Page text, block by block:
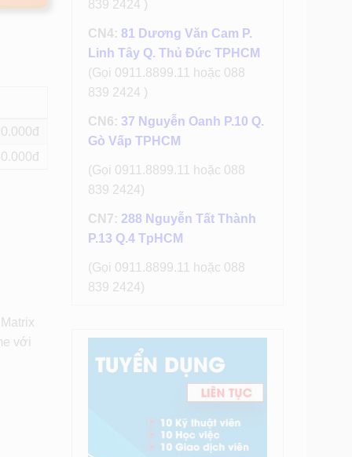
với
839 2424 )
CN4: 81 Dương Văn Cam P.
Linh Tây Q. Thủ Đức TPHCM
(Gọi 0911.8899.11 hoặc 088
839 2424 )
CN6: 37 Nguyễn Oanh P.10 Q.
Gò Vấp TPHCM
(Gọi 0911.8899.11 hoặc 088
839 2424)
CN7: 288 Nguyễn Tất Thành
P.13 Q.4 TpHCM
(Gọi 0911.8899.11 hoặc 088
839 2424)